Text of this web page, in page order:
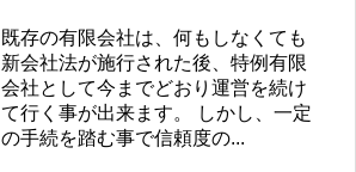
既存の有限会社は、何もしなくても
新会社法が施行された後、特例有限
会社として今までどおり運営を続け
て行く事が出来ます。 しかし、一定
の手続を踏む事で信頼度の...